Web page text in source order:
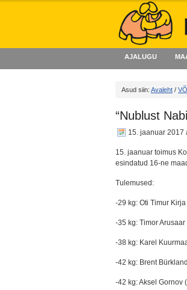
AJALUGU
Asud siin: Avaleht /
“Nublust
15. jaanuar 2017
15. jaanuar toimus
esindatud 16-ne
Tulemused:
-29 kg: Oti Timur
-35 kg: Timor
-38 kg: Karel
-42 kg: Brent
-42 kg: Aksel Gornov